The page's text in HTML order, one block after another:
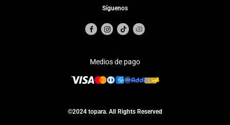
Síguenos
Medios de pago
©2024 topara. All Rights Reserved